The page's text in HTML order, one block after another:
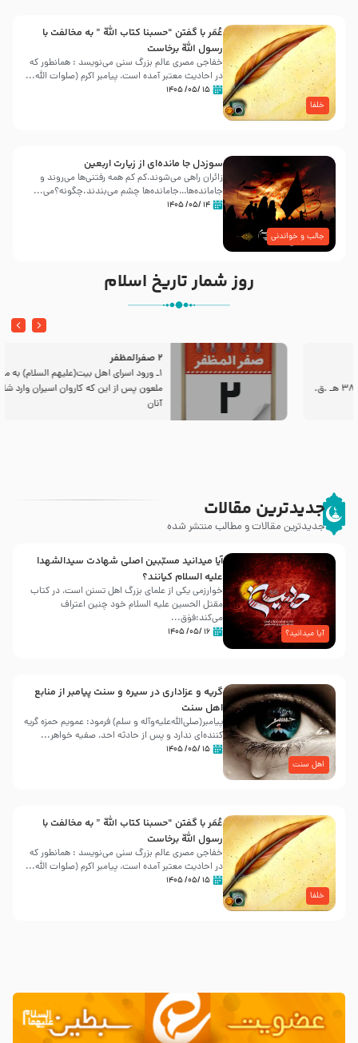
خلفا
عُمَر با گفتن “حسبنا كتاب اللّه ” به مخالفت با
رسول اللّه برخاست
خفاجی مصری عالم بزرگ سنی می‌نویسد : همانطور که
در احادیث معتبر آمده است، پیامبر اکرم (صلوات اللّه...
۱۵ /۰۵/ ۱۴۰۵
جالب و خواندنی
سوزدل جا مانده‌ای از زیارت اربعین
زائران راهی می‌شوند،کم‌ کم همه رفتنی‌ها می‌روند و
جامانده‌ها…جامانده‌ها چشم می‌بندند.چگونه؟می‌...
۱۴ /۰۵/ ۱۴۰۵
روز شمار تاریخ اسلام
2 صفرالمظفر
1ـ ورود اسراى اهل بیت‌(علیهم السلام) به مجلس یزید
ملعون پس از این كه كاروان اسیران وارد شام شدند،
جدیدترین مقالات
جدیدترین مقالات و مطالب منتشر شده
آیا میدانید؟
آیا میدانید مسبّبین اصلی شهادت سیدالشهدا
علیه ‌السلام کیانند؟
خوارزمی یکی از علمای بزرگ اهل تسنن است، در کتاب
مقتل الحسین علیه ‌السلام خود چنین اعتراف
می‌کند:فوَق...
۱۶ /۰۵/ ۱۴۰۵
اهل سنت
گریه و عزاداری در سیره و سنت پیامبر از منابع
اهل سنت
پیامبر(صلی‌الله‌علیه‌وآله و سلم) فرمود: عمویم حمزه گریه
کننده‌ای ندارد و پس از حادثه احد، صفیه خواهر...
۱۵ /۰۵/ ۱۴۰۵
خلفا
عُمَر با گفتن “حسبنا كتاب اللّه ” به مخالفت با
رسول اللّه برخاست
خفاجی مصری عالم بزرگ سنی می‌نویسد : همانطور که
در احادیث معتبر آمده است، پیامبر اکرم (صلوات اللّه...
۱۵ /۰۵/ ۱۴۰۵